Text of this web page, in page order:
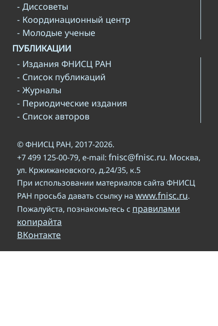
- Диссоветы
- Координационный центр
- Молодые ученые
ПУБЛИКАЦИИ
- Издания ФНИСЦ РАН
- Список публикаций
- Журналы
- Периодические издания
- Список авторов
© ФНИСЦ РАН, 2017-2026.
+7 499 125-00-79, e-mail: fnisc@fnisc.ru. Москва,
ул. Кржижановского, д.24/35, к.5
При использовании материалов сайта ФНИСЦ
РАН просьба давать ссылку на www.fnisc.ru.
Пожалуйста, познакомьтесь с правилами
копирайта
ВКонтакте